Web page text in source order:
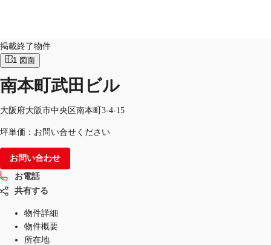
オフィス・事務所
倉庫・物流センター
地図検索
記事
仲介会社様はこちらへ
お気に入り
JP
お電話 お問合せ
掲載終了物件
1 図面
南本町武田ビル
大阪府大阪市中央区南本町3-4-15
坪単価：お問い合せください
お問い合わせ
お電話
共有する
物件詳細
物件概要
所在地